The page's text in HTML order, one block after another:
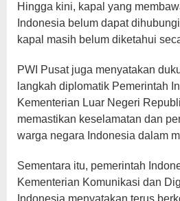
Hingga kini, kapal yang
Indonesia belum dapat
kapal masih belum diketahui
PWI Pusat juga menyatakan
langkah diplomatik Pemerintah
Kementerian Luar Negeri
memastikan keselamatan dan
warga negara Indonesia dalam
Sementara itu, pemerintah
Kementerian Komunikasi dan